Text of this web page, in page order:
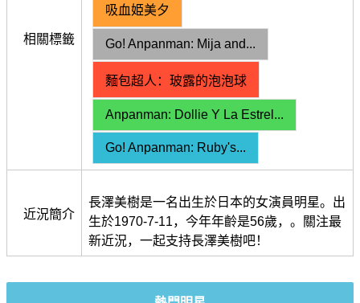
相關標籤
吸血姫美夕
Go! Anpanman: Mija and...
麵包超人：玻露的泡泡球
Anpanman: Dollie Y La Estrel...
Go! Anpanman: Ruby's...
近況簡介
長澤美樹是一名出生於日本的女演員明星。出
生於1970-7-11，今年年齡是56歲，。關注最
新近況，一起支持長澤美樹吧！